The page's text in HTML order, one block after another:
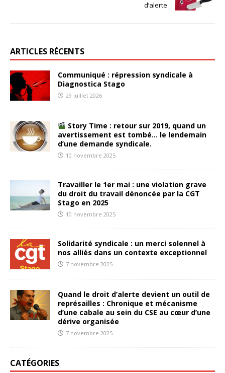
d’alerte
ARTICLES RÉCENTS
Communiqué : répression syndicale à
Diagnostica Stago
29 juillet 2026
Story Time : retour sur 2019, quand un
avertissement est tombé… le lendemain
d’une demande syndicale.
10 novembre 2025
Travailler le 1er mai : une violation grave
du droit du travail dénoncée par la CGT
Stago en 2025
10 novembre 2025
Solidarité syndicale : un merci solennel à
nos alliés dans un contexte exceptionnel
7 novembre 2025
Quand le droit d’alerte devient un outil de
représailles : Chronique et mécanisme
d’une cabale au sein du CSE au cœur d’une
dérive organisée
7 novembre 2025
CATÉGORIES